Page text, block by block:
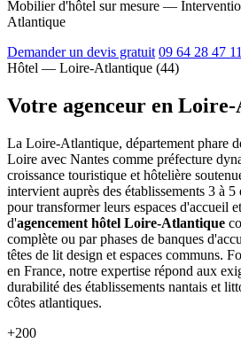
Mobilier d'hôtel sur mesure —
Atlantique
Demander un devis gratuit 09 64 28 47 11
Hôtel — Loire-Atlantique (44)
Votre agenceur en
La Loire-Atlantique, département phare
Loire avec Nantes comme préfecture
croissance touristique et hôtelière
intervient auprès des établissements 3 à
pour transformer leurs espaces d'accueil
d'agencement hôtel Loire-Atlantique
complète ou par phases de banques
têtes de lit design et espaces communs.
en France, notre expertise répond aux
durabilité des établissements nantais et
côtes atlantiques.
+200